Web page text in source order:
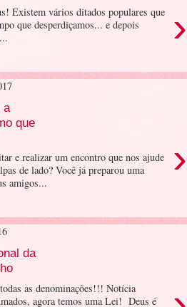
›
Existem vários ditados populares que
que desperdiçamos... e depois
a
que
›
e realizar um encontro que nos ajude
de lado? Você já preparou uma
amigos...
da
as denominações!!! Notícia
agora temos uma Lei! Deus é